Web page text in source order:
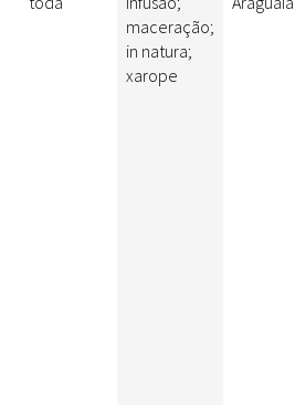
maceração;
in natura;
xarope